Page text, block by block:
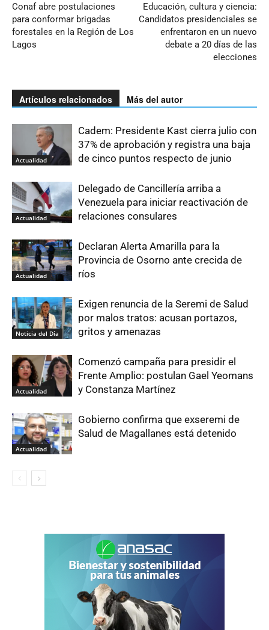
Conaf abre postulaciones
para conformar brigadas
forestales en la Región de Los
Lagos
Educación, cultura y ciencia:
Candidatos presidenciales se
enfrentaron en un nuevo
debate a 20 días de las
elecciones
Artículos relacionados Más del autor
Actualidad
Cadem: Presidente Kast cierra julio con
37% de aprobación y registra una baja
de cinco puntos respecto de junio
Actualidad
Delegado de Cancillería arriba a
Venezuela para iniciar reactivación de
relaciones consulares
Actualidad
Declaran Alerta Amarilla para la
Provincia de Osorno ante crecida de
ríos
Noticia del Día
Exigen renuncia de la Seremi de Salud
por malos tratos: acusan portazos,
gritos y amenazas
Actualidad
Comenzó campaña para presidir el
Frente Amplio: postulan Gael Yeomans
y Constanza Martínez
Actualidad
Gobierno confirma que exseremi de
Salud de Magallanes está detenido